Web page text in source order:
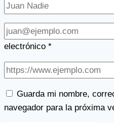
electrónico *
Guarda mi nombre,
navegador para la próxima